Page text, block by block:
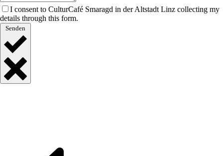
I consent to CulturCafé Smaragd in der Altstadt Linz collecting my
details through this form.
Senden